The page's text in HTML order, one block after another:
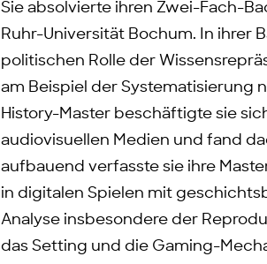
Sie absolvierte ihren Zwei-Fach-
Ruhr-Universität Bochum. In ihrer
politischen Rolle der
am Beispiel der Systematisierung
History-Master beschäftigte sie
audiovisuellen Medien und fand
aufbauend verfasste sie ihre
in digitalen Spielen mit
Analyse insbesondere der
das Setting und die Gaming-